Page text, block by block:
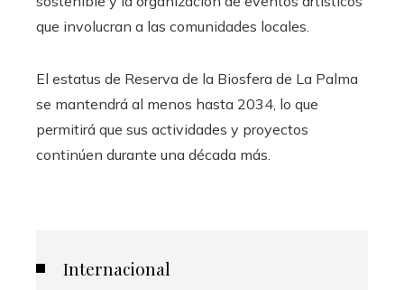
que involucran a las comunidades locales.
El estatus de Reserva de la Biosfera de La Palma
se mantendrá al menos hasta 2034, lo que
permitirá que sus actividades y proyectos
continúen durante una década más.
Internacional